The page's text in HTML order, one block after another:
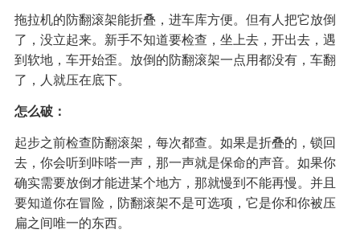
拖拉机的防翻滚架能折叠，进车库方便。但有人把它放倒
了，没立起来。新手不知道要检查，坐上去，开出去，遇
到软地，车开始歪。放倒的防翻滚架一点用都没有，车翻
了，人就压在底下。
怎么破：
起步之前检查防翻滚架，每次都查。如果是折叠的，锁回
去，你会听到咔嗒一声，那一声就是保命的声音。如果你
确实需要放倒才能进某个地方，那就慢到不能再慢。并且
要知道你在冒险，防翻滚架不是可选项，它是你和你被压
扁之间唯一的东西。